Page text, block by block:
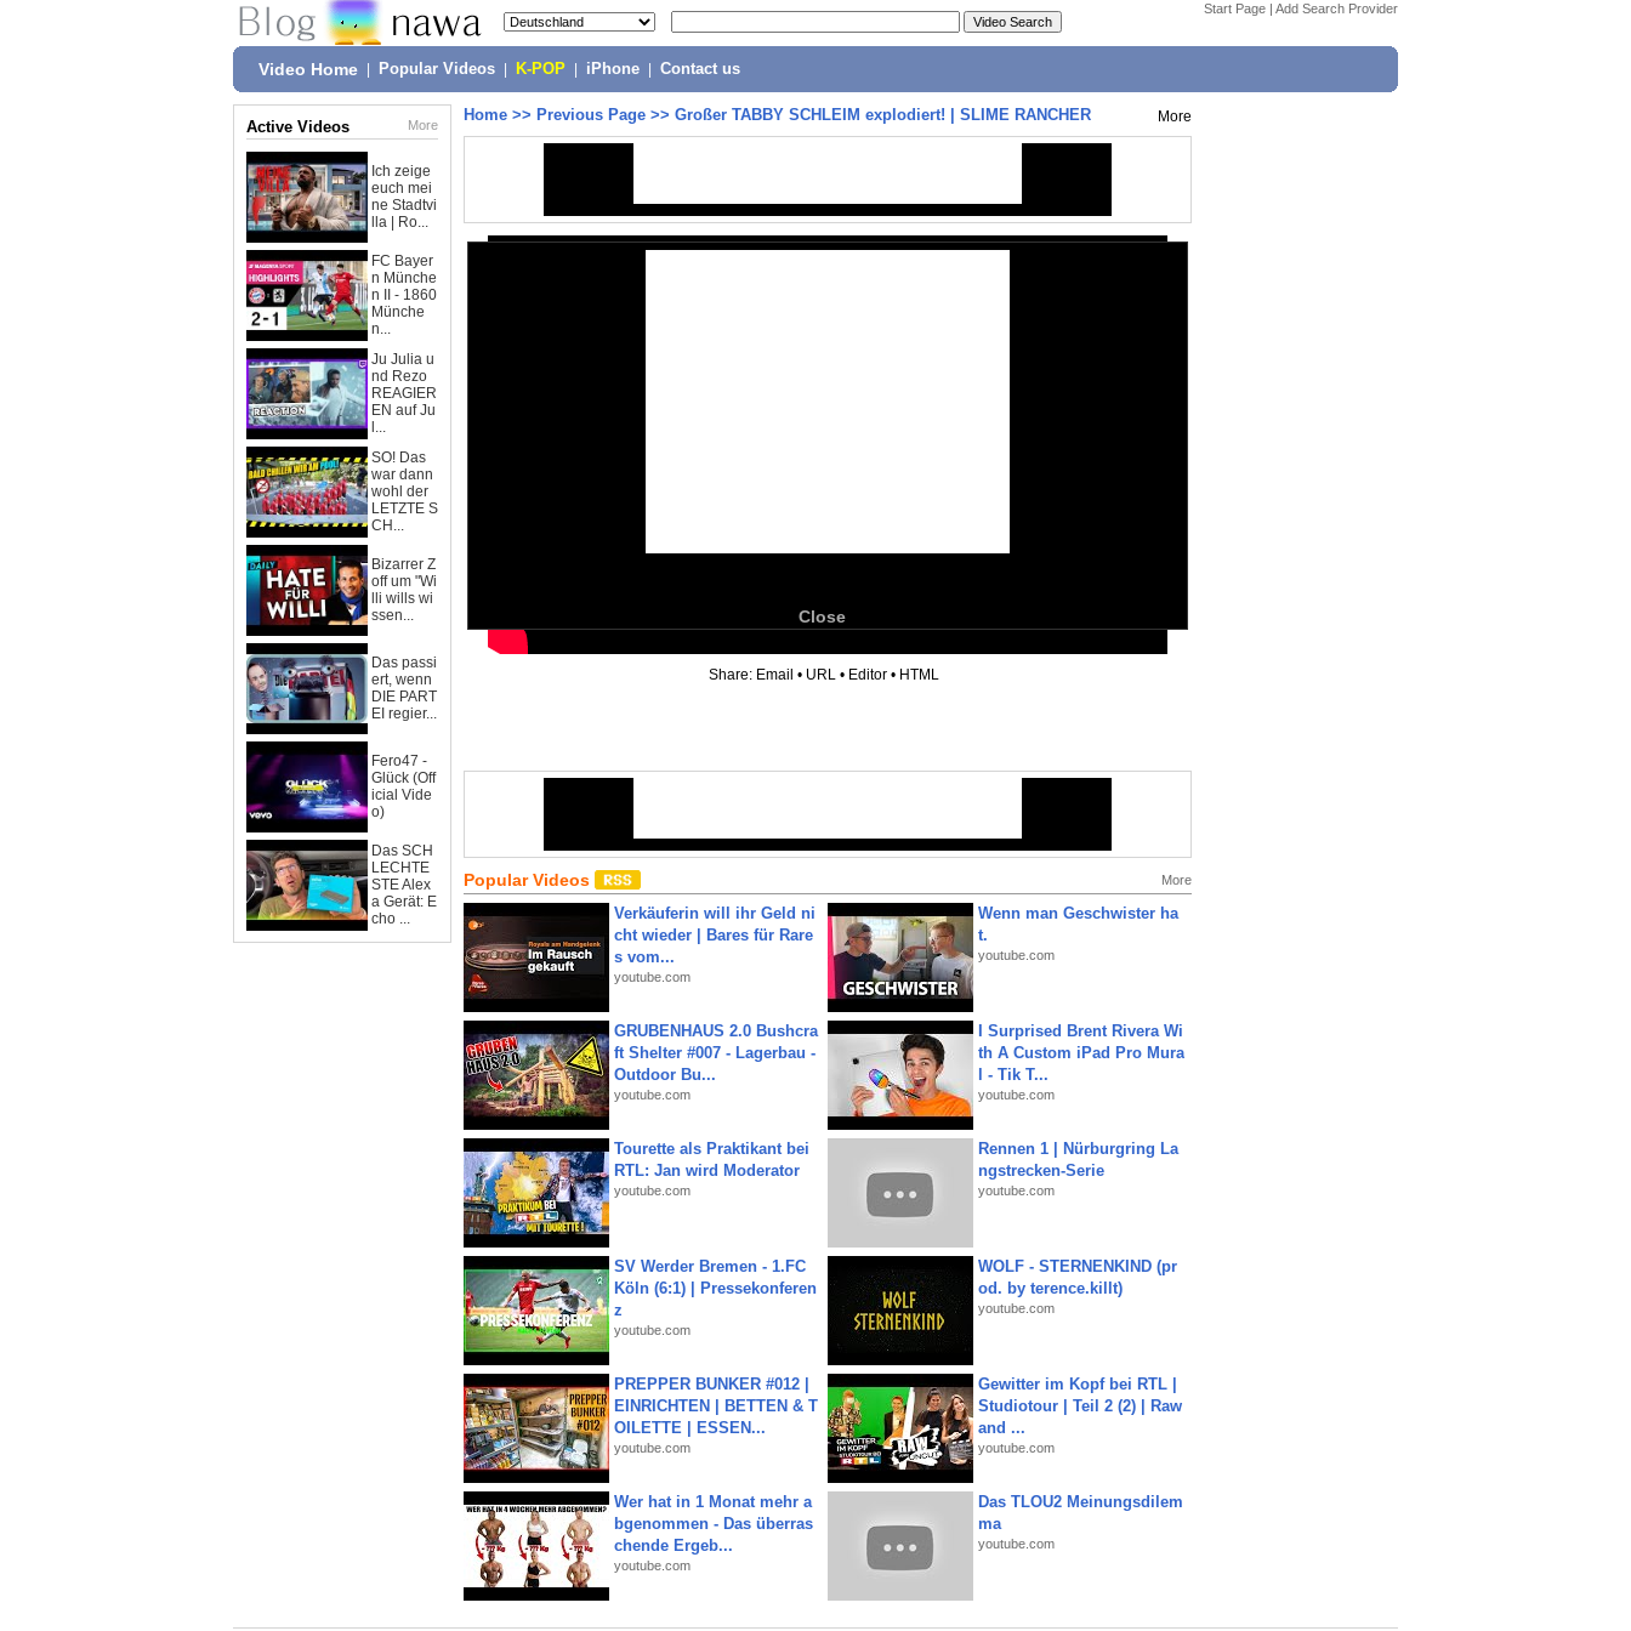
Start Page | Add Search Provider
Video Home Popular Videos K-POP iPhone Contact us
Active Videos More
Ich zeige
euch mei
ne Stadtvi
lla | Ro...
FC Bayer
n Münche
n II - 1860
Münche
n...
Ju Julia u
nd Rezo
REAGIER
EN auf Ju
l...
SO! Das
war dann
wohl der
LETZTE S
CH...
Bizarrer Z
off um "Wi
lli wills wi
ssen...
Das passi
ert, wenn
DIE PART
EI regier...
Fero47 -
Glück (Off
icial Vide
o)
Das SCH
LECHTE
STE Alex
a Gerät: E
cho ...
Home >> Previous Page >> Großer TABBY SCHLEIM explodiert! | SLIME RANCHER More
Close
Share: Email • URL • Editor • HTML
Popular Videos More
Verkäuferin will ihr Geld ni
cht wieder | Bares für Rare
s vom...
youtube.com
Wenn man Geschwister ha
t.
youtube.com
GRUBENHAUS 2.0 Bushcra
ft Shelter #007 - Lagerbau -
Outdoor Bu...
youtube.com
I Surprised Brent Rivera Wi
th A Custom iPad Pro Mura
l - Tik T...
youtube.com
Tourette als Praktikant bei
RTL: Jan wird Moderator
youtube.com
Rennen 1 | Nürburgring La
ngstrecken-Serie
youtube.com
SV Werder Bremen - 1.FC
Köln (6:1) | Pressekonferen
z
youtube.com
WOLF - STERNENKIND (pr
od. by terence.killt)
youtube.com
PREPPER BUNKER #012 |
EINRICHTEN | BETTEN & T
OILETTE | ESSEN...
youtube.com
Gewitter im Kopf bei RTL |
Studiotour | Teil 2 (2) | Raw
and ...
youtube.com
Wer hat in 1 Monat mehr a
bgenommen - Das überras
chende Ergeb...
youtube.com
Das TLOU2 Meinungsdilem
ma
youtube.com